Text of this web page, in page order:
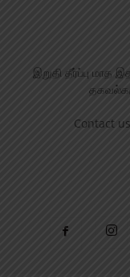
இறுதி தீர்ப்பு மாத
Contact